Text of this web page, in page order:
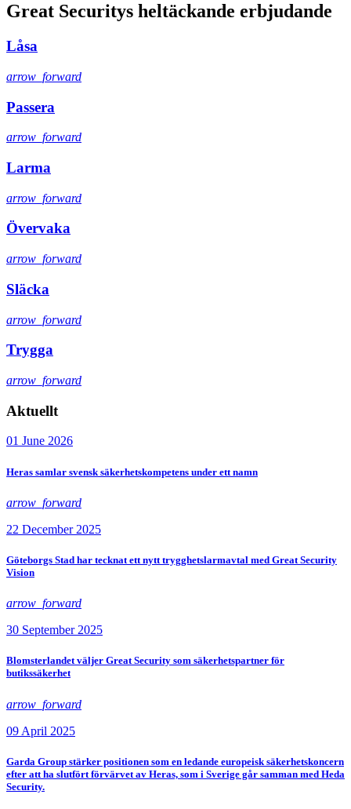
Great Securitys heltäckande erbjudande
Låsa
arrow_forward
Passera
arrow_forward
Larma
arrow_forward
Övervaka
arrow_forward
Släcka
arrow_forward
Trygga
arrow_forward
Aktuellt
01 June 2026
Heras samlar svensk säkerhetskompetens under ett namn
arrow_forward
22 December 2025
Göteborgs Stad har tecknat ett nytt trygghetslarmavtal med Great Security
Vision
arrow_forward
30 September 2025
Blomsterlandet väljer Great Security som säkerhetspartner för
butikssäkerhet
arrow_forward
09 April 2025
Garda Group stärker positionen som en ledande europeisk säkerhetskoncern
efter att ha slutfört förvärvet av Heras, som i Sverige går samman med Heda
Security.